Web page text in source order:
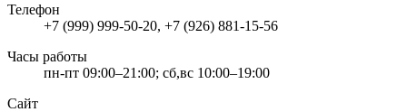
Телефон
+7 (999) 999-50-20, +7 (926) 881-15-56
Часы работы
пн-пт 09:00–21:00; сб,вс 10:00–19:00
Сайт